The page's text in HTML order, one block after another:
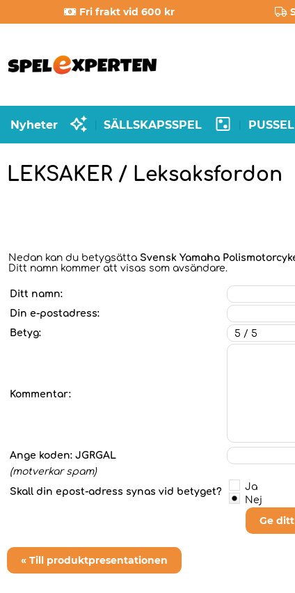
Fri frakt vid 600 kr
Nyheter SÄLLSKAPSSPEL PUSSEL
LEKSAKER / Leksaksfordon
Nedan kan du betygsätta Svensk Yamaha
Ditt namn kommer att visas som avsändare.
Ditt namn:
Din e-postadress:
Betyg:
Kommentar:
Ange koden: JGRGAL
(motverkar spam)
Skall din epost-adress synas vid betyget?
Ja
Nej
Ge
« Till produktpresentationen